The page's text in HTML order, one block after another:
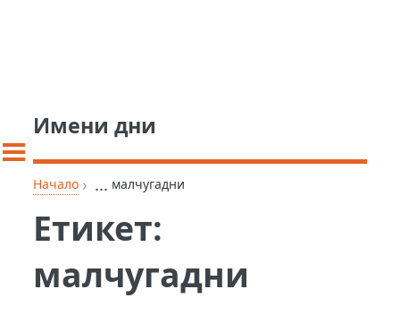
Имени дни
Начало › ... малчугадни
Етикет:
малчугадни